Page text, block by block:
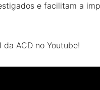
e facilitam a
ACD no Youtube!